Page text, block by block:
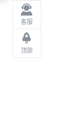
客服
顶部